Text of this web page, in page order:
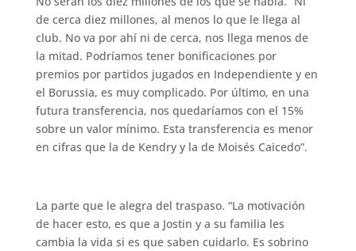
de cerca diez millones, al menos lo que le llega al
club. No va por ahí ni de cerca, nos llega menos de
la mitad. Podríamos tener bonificaciones por
premios por partidos jugados en Independiente y en
el Borussia, es muy complicado. Por último, en una
futura transferencia, nos quedaríamos con el 15%
sobre un valor mínimo. Esta transferencia es menor
en cifras que la de Kendry y la de Moisés Caicedo”.
La parte que le alegra del traspaso. “La motivación
de hacer esto, es que a Jostin y a su familia les
cambia la vida si es que saben cuidarlo. Es sobrino